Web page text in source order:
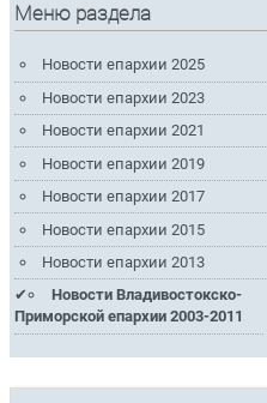
Меню раздела
Новости епархии 2025
Новости епархии 2023
Новости епархии 2021
Новости епархии 2019
Новости епархии 2017
Новости епархии 2015
Новости епархии 2013
Новости Владивостокско-
Приморской епархии 2003-2011